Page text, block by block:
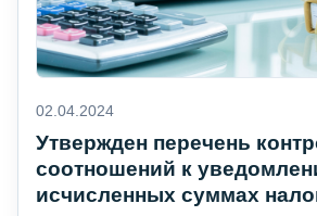
02.04.2024
Утвержден перечень
соотношений к
исчисленных суммах